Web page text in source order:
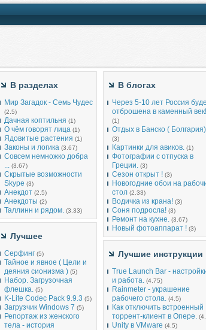
В разделах
Мир Загадок - Семь Чудес
(2.5)
Дачная коптильня (1)
О чём говорят лица (1)
Ядовитые растения (1)
Законы и логика (3.67)
Совсем немножко добра
... (3.67)
Скрытые возможности
Skype (3)
Анекдот (2.5)
Анекдоты (2)
Таллинн и рядом. (3.33)
Лучшее
Серфинг (5)
Тайное и явное ( Цели и
деяния сионизма ) (5)
Набор. Загрузочная
флешка. (5)
K-Lite Codec Pack 9.9.3 (5)
Загрузчик Windows 7 (5)
Репортаж из женского
тела - история
В блогах
Через 5-10 лет Россия
отброшена в каменный век!
(1)
Отдых в Банско ( Болгария)
(3)
Картинки для авиков. (1)
Фотографии с отпуска в
Греции. (3)
Сезон открыт ! (3)
Новогодние обои на
стол (2.33)
Водичка из крана! (3)
Соня подросла! (3)
Ремонт на кухне. (3.67)
Новый фотоаппарат ! (3)
Лучшие инструкции
True Launch Bar -
и работа. (4.75)
Rainmeter - украшение
рабочего стола. (4.5)
Как отключить встроенный
торрент-клиент в Опере.
Unity в VMware (4.5)